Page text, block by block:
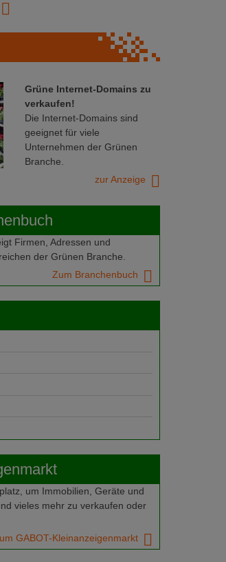
Grüne Internet-Domains zu
verkaufen!
Die Internet-Domains sind
geeignet für viele
Unternehmen der Grünen
Branche.
zur Anzeige
Firmen, Adressen und
der Grünen Branche.
Zum Branchenbuch
um Immobilien, Geräte und
vieles mehr zu verkaufen oder
GABOT-Kleinanzeigenmarkt